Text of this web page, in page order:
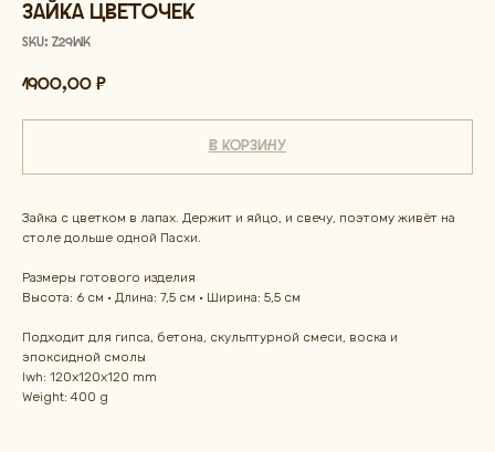
зайка цветочек
SKU: z29wK
1900,00 ₽
В корзину
Зайка с цветком в лапах. Держит и яйцо, и свечу, поэтому живёт на
столе дольше одной Пасхи.
Размеры готового изделия
Высота: 6 см · Длина: 7,5 см · Ширина: 5,5 см
Подходит для гипса, бетона, скульптурной смеси, воска и
эпоксидной смолы
lwh: 120x120x120 mm
Weight: 400 g